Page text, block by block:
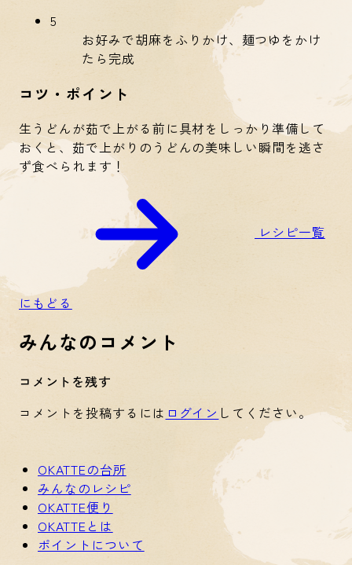
5
お好みで胡麻をふりかけ、麺つゆをかけ
たら完成
コツ・ポイント
生うどんが茹で上がる前に具材をしっかり準備して
おくと、茹で上がりのうどんの美味しい瞬間を逃さ
ず食べられます！
レシピ一覧
にもどる
みんなのコメント
コメントを残す
コメントを投稿するには ログイン してください。
OKATTEの台所
みんなのレシピ
OKATTE便り
OKATTEとは
ポイントについて